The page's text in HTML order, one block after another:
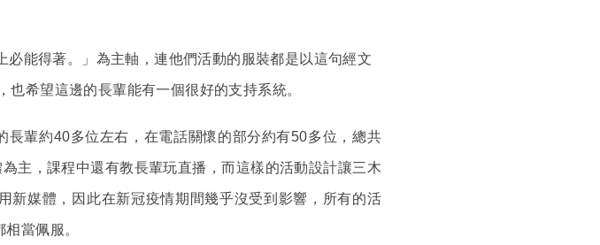
能得著。」為主軸，連他們活動的服裝都是以這句經文
希望這邊的長輩能有一個很好的支持系統。
輩約40多位左右，在電話關懷的部分約有50多位，總共
主，課程中還有教長輩玩直播，而這樣的活動設計讓三木
新媒體，因此在新冠疫情期間幾乎沒受到影響，所有的活
當佩服。